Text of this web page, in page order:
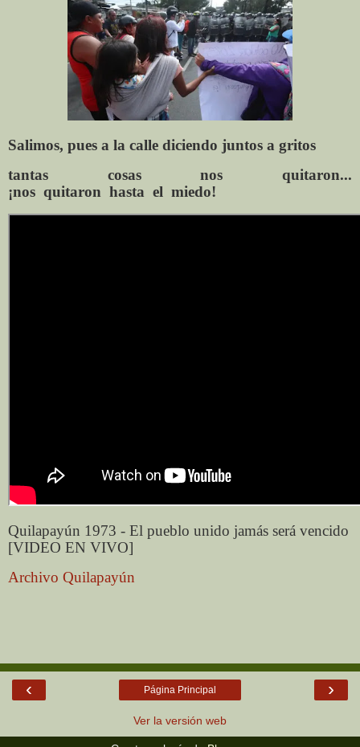
Salimos, pues a la calle diciendo juntos a gritos
tantas
cosas nos
quitaron...
¡nos quitaron hasta el miedo!
Quilapayún 1973 - El pueblo unido jamás será vencido
[VIDEO EN VIVO]
Archivo Quilapayún
‹ ›
Página Principal
Ver la versión web